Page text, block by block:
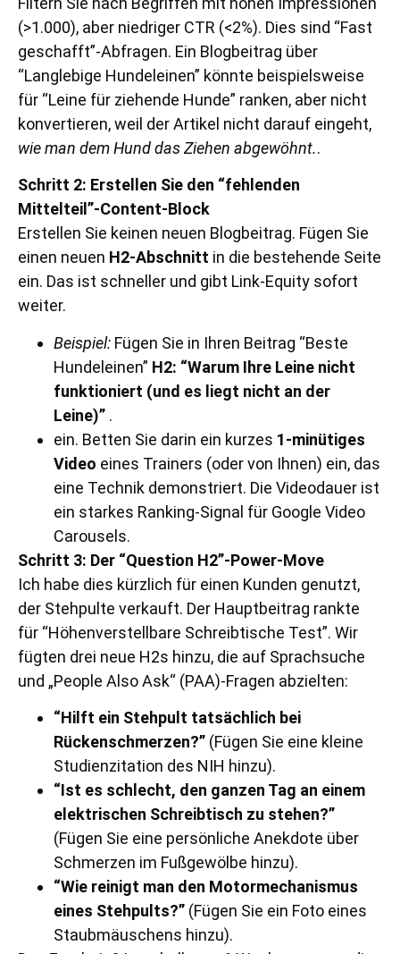
(>1.000), aber niedriger CTR (<2%). Dies sind “Fast
geschafft”-Abfragen. Ein Blogbeitrag über
“Langlebige Hundeleinen” könnte beispielsweise
für “Leine für ziehende Hunde” ranken, aber nicht
konvertieren, weil der Artikel nicht darauf eingeht,
wie man dem Hund das Ziehen abgewöhnt..
Schritt 2: Erstellen Sie den “fehlenden
Mittelteil”-Content-Block
Erstellen Sie keinen neuen Blogbeitrag. Fügen Sie
einen neuen H2-Abschnitt in die bestehende Seite
ein. Das ist schneller und gibt Link-Equity sofort
weiter.
Beispiel: Fügen Sie in Ihren Beitrag “Beste
Hundeleinen” H2: “Warum Ihre Leine nicht
funktioniert (und es liegt nicht an der
Leine)” .
ein. Betten Sie darin ein kurzes 1-minütiges
Video eines Trainers (oder von Ihnen) ein, das
eine Technik demonstriert. Die Videodauer ist
ein starkes Ranking-Signal für Google Video
Carousels.
Schritt 3: Der “Question H2”-Power-Move
Ich habe dies kürzlich für einen Kunden genutzt,
der Stehpulte verkauft. Der Hauptbeitrag rankte
für “Höhenverstellbare Schreibtische Test”. Wir
fügten drei neue H2s hinzu, die auf Sprachsuche
und „People Also Ask“ (PAA)-Fragen abzielten:
“Hilft ein Stehpult tatsächlich bei
Rückenschmerzen?” (Fügen Sie eine kleine
Studienzitation des NIH hinzu).
“Ist es schlecht, den ganzen Tag an einem
elektrischen Schreibtisch zu stehen?”
(Fügen Sie eine persönliche Anekdote über
Schmerzen im Fußgewölbe hinzu).
“Wie reinigt man den Motormechanismus
eines Stehpults?” (Fügen Sie ein Foto eines
Staubmäuschens hinzu).